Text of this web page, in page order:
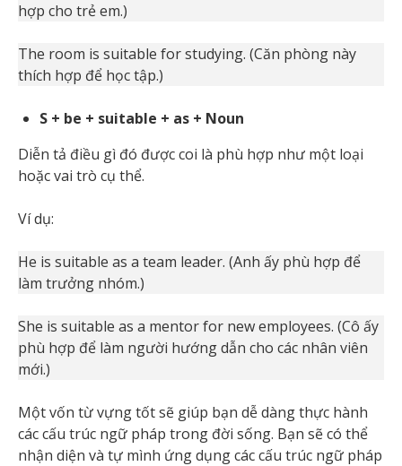
hợp cho trẻ em.)
The room is suitable for studying. (Căn phòng này
thích hợp để học tập.)
S + be + suitable + as + Noun
Diễn tả điều gì đó được coi là phù hợp như một loại
hoặc vai trò cụ thể.
Ví dụ:
He is suitable as a team leader. (Anh ấy phù hợp để
làm trưởng nhóm.)
She is suitable as a mentor for new employees. (Cô ấy
phù hợp để làm người hướng dẫn cho các nhân viên
mới.)
Một vốn từ vựng tốt sẽ giúp bạn dễ dàng thực hành
các cấu trúc ngữ pháp trong đời sống. Bạn sẽ có thể
nhận diện và tự mình ứng dụng các cấu trúc ngữ pháp